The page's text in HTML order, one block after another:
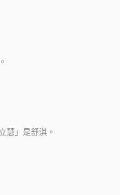
慧」是舒淇。